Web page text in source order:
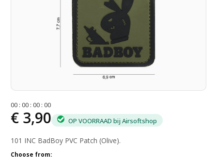
00 :00 :00 :00
€ 3,90 OP VOORRAAD bij Airsoftshop
101 INC BadBoy PVC Patch (Olive).
Choose from: